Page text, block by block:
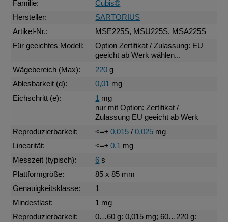
Familie:
Cubis®
Hersteller:
SARTORIUS
Artikel-Nr.:
MSE225S, MSU225S, MSA225S
Für geeichtes Modell:
Option Zertifikat / Zulassung: EU
geeicht ab Werk wählen...
Wägebereich (Max):
220 g
Ablesbarkeit (d):
0,01 mg
Eichschritt (e):
1 mg
nur mit Option: Zertifikat /
Zulassung EU geeicht ab Werk
Reproduzierbarkeit:
<=±0,015 /0,025 mg
Linearität:
<=±0,1 mg
Messzeit (typisch):
6 s
Plattformgröße:
85 x 85 mm
Genauigkeitsklasse:
1
Mindestlast:
1 mg
Reproduzierbarkeit:
0…60 g: 0,015 mg; 60…220 g: